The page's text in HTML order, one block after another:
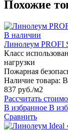
Похожие
В наличии
Линолеум PROFI
Класс
нагрузки
Пожарная
Наличие товара:
837 руб./м2
Рассчитать
В избранное В
Сравнить